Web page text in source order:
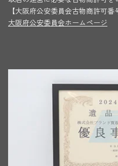
【大阪府公安委員会古物商許可
大阪府公安委員会ホームページ